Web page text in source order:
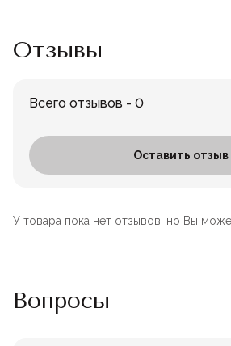
Отзывы
Всего отзывов - 0
Оставить отзыв
У товара пока нет отзывов, но Вы
Вопросы